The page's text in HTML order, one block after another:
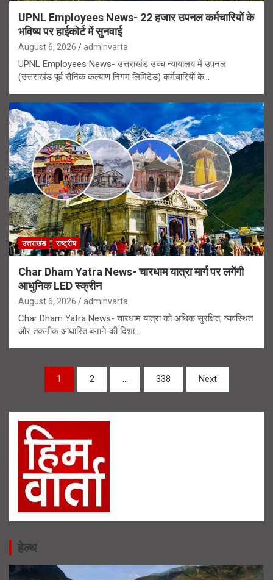
UPNL Employees News- 22 हजार उपनल कर्मचारियों के
भविष्य पर हाईकोर्ट में सुनवाई
August 6, 2026 adminvarta
UPNL Employees News- उत्तराखंड उच्च न्यायालय में उपनल
(उत्तराखंड पूर्व सैनिक कल्याण निगम लिमिटेड) कर्मचारियों के…
उत्तराखंड राष्ट्रीय
Char Dham Yatra News- चारधाम यात्रा मार्ग पर लगेंगी
आधुनिक LED स्क्रीन
August 6, 2026 adminvarta
Char Dham Yatra News- चारधाम यात्रा को अधिक सुरक्षित, व्यवस्थित
और तकनीक आधारित बनाने की दिशा…
navigation
1 2 … 338 Next
हेल्थ